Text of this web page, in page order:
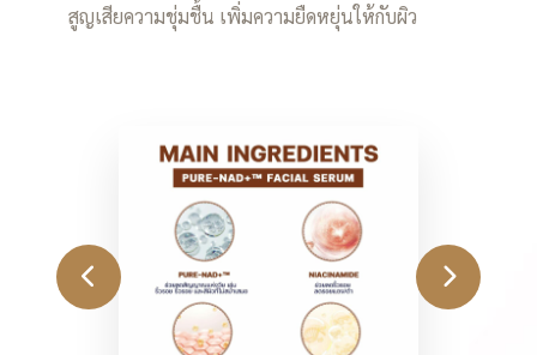
สูญเสียความชุ่มชื้น เพิ่มความยืดหยุ่นให้กับผิว